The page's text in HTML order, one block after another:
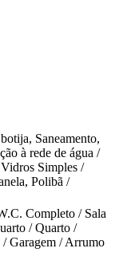
Saneamento,
à rede de água /
Simples /
Polibã /
Completo / Sala
/ Quarto /
Garagem / Arrumo